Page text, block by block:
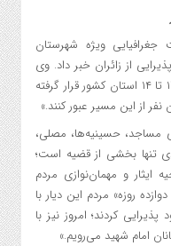
ویژه شهرستان
از زائران خبر داد. وی
گفت: «ساوجبلاغ در مسیر عبور زائران از ۱۳ تا ۱۴ استان کشور قرار گرفته
مساجد، حسینیه‌ها، مصلی،
تنها بخشی از قضیه است؛
ایثار و مهمان‌نوازی مردم
روزه» مردم این دیار با
خود پذیرایی کردند؛ امروز نیز با
امام شهید می‌رویم.»